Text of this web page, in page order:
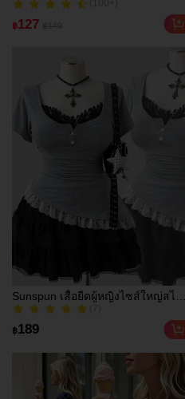
เดนิมเทียม สีดำ สไตล์ลำลอง
50+ ขายแล้ว
฿127
Sunspun เสื้อยืดผู้หญิงไซส์ใหญ่สไตล์
ยุโรป ดีไซน์ใหม่ คอกว้าง แต่งลูกไม้
แบบแพตช์เวิร์ก ทรงเข้ารูป เสริมรูป
ร่าง อสมมาตร จีบ
(7)
50+ ขายแล้ว
50+ ขายแล้ว
฿189